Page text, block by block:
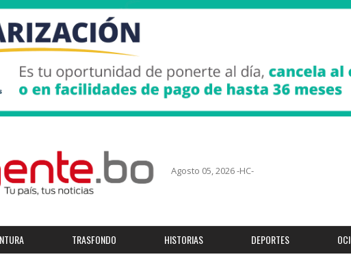
Agosto 05, 2026 -HC-
TRASFONDO HISTORIAS DEPORTES